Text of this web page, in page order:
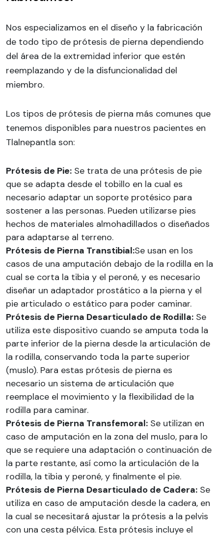
Nos especializamos en el diseño y la fabricación
de todo tipo de prótesis de pierna dependiendo
del área de la extremidad inferior que estén
reemplazando y de la disfuncionalidad del
miembro.
Los tipos de prótesis de pierna más comunes que
tenemos disponibles para nuestros pacientes en
Tlalnepantla son:
Prótesis de Pie: Se trata de una prótesis de pie
que se adapta desde el tobillo en la cual es
necesario adaptar un soporte protésico para
sostener a las personas. Pueden utilizarse pies
hechos de materiales almohadillados o diseñados
para adaptarse al terreno.
Prótesis de Pierna Transtibial:Se usan en los
casos de una amputación debajo de la rodilla en la
cual se corta la tibia y el peroné, y es necesario
diseñar un adaptador prostático a la pierna y el
pie articulado o estático para poder caminar.
Prótesis de Pierna Desarticulado de Rodilla: Se
utiliza este dispositivo cuando se amputa toda la
parte inferior de la pierna desde la articulación de
la rodilla, conservando toda la parte superior
(muslo). Para estas prótesis de pierna es
necesario un sistema de articulación que
reemplace el movimiento y la flexibilidad de la
rodilla para caminar.
Prótesis de Pierna Transfemoral: Se utilizan en
caso de amputación en la zona del muslo, para lo
que se requiere una adaptación o continuación de
la parte restante, así como la articulación de la
rodilla, la tibia y peroné, y finalmente el pie.
Prótesis de Pierna Desarticulado de Cadera: Se
utiliza en caso de amputación desde la cadera, en
la cual se necesitará ajustar la prótesis a la pelvis
con una cesta pélvica. Esta prótesis incluye el